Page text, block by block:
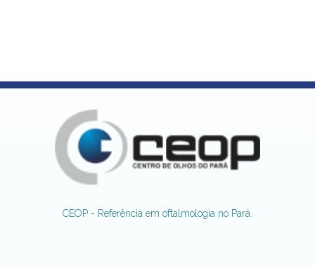
CEOP - Referência em oftalmologia no Pará.